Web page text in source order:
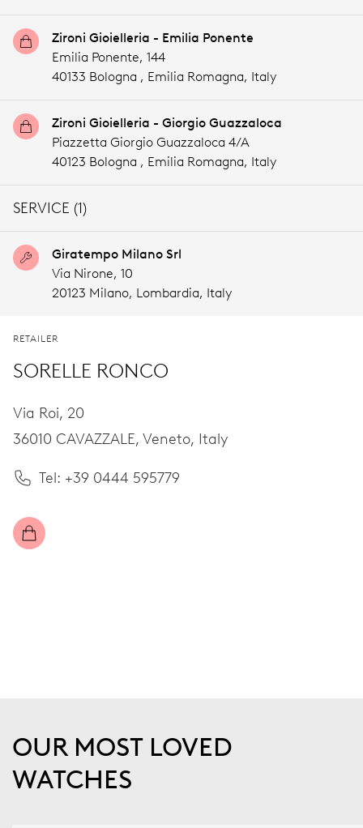
Zironi Gioielleria - Emilia Ponente
Emilia Ponente, 144
40133 Bologna , Emilia Romagna, Italy
Zironi Gioielleria - Giorgio Guazzaloca
Piazzetta Giorgio Guazzaloca 4/A
40123 Bologna , Emilia Romagna, Italy
SERVICE (1)
Giratempo Milano Srl
Via Nirone, 10
20123 Milano, Lombardia, Italy
RETAILER
SORELLE RONCO
Via Roi, 20
36010 CAVAZZALE, Veneto, Italy
Tel: +39 0444 595779
OUR MOST LOVED
WATCHES